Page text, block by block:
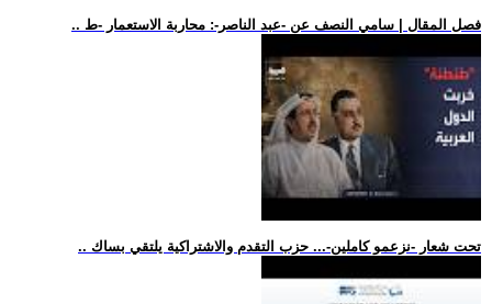
.. فصل المقال | سامي النصف عن -عبد الناصر-: محاربة الاستعمار -ط
.. تحت شعار -نزعمو كاملين-... حزب التقدم والاشتراكية يلتقي بساك